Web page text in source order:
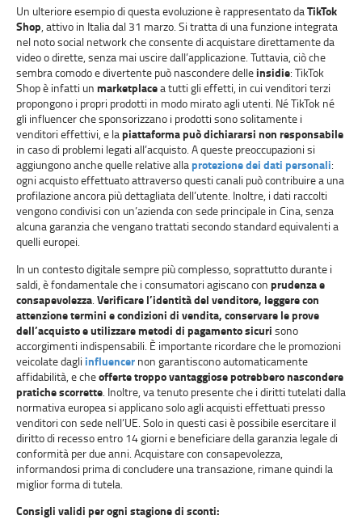
Un ulteriore esempio di questa evoluzione è rappresentato daTikTok
Shop, attivo in Italia dal 31 marzo. Si tratta di una funzione integrata
nel noto social network che consente di acquistare direttamente da
video o dirette, senza mai uscire dall’applicazione. Tuttavia, ciò che
sembra comodo e divertente può nascondere delleinsidie: TikTok
Shop è infatti un marketplacea tutti gli effetti, in cui venditori terzi
propongono i propri prodotti in modo mirato agli utenti. Né TikTok né
gli influencer che sponsorizzano i prodotti sono solitamente i
venditori effettivi, e lapiattaforma può dichiararsi non responsabile
in caso di problemi legati all’acquisto. A queste preoccupazioni si
aggiungono anche quelle relative allaprotezione dei dati personali:
ogni acquisto effettuato attraverso questi canali può contribuire a una
profilazione ancora più dettagliata dell’utente. Inoltre, i dati raccolti
vengono condivisi con un’azienda con sede principale in Cina, senza
alcuna garanzia che vengano trattati secondo standard equivalenti a
quelli europei.
In un contesto digitale sempre più complesso, soprattutto durante i
saldi, è fondamentale che i consumatori agiscano con prudenza e
consapevolezza Verificare l’identità del venditore, leggere con
attenzione termini e condizioni di vendita, conservare le prove
dell’acquisto e utilizzare metodi di pagamento sicuri sono
accorgimenti indispensabili. È importante ricordare che le promozioni
veicolate dagli influencer non garantiscono automaticamente
affidabilità, e cheofferte troppo vantaggiose potrebbero nascondere
pratiche scorrette . Inoltre, va tenuto presente che i diritti tutelati dalla
normativa europea si applicano solo agli acquisti effettuati presso
venditori con sede nell’UE. Solo in questi casi è possibile esercitare il
diritto di recesso entro 14 giorni e beneficiare della garanzia legale di
conformità per due anni. Acquistare con consapevolezza,
informandosi prima di concludere una transazione, rimane quindi la
miglior forma di tutela.
Consigli validi per ogni stagione di sconti: